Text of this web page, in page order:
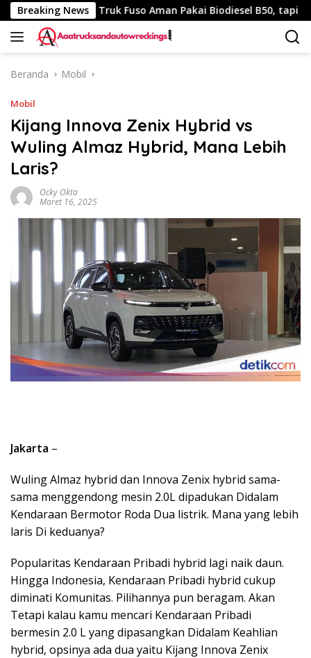
Langsung
ke
konten
Breaking News
Km Truk Fuso Aman Pakai Biodiesel B50, tapi Ada
Beranda Mobil
Mobil
Kijang Innova Zenix Hybrid vs
Wuling Almaz Hybrid, Mana Lebih
Laris?
Ocky Okta
Maret 16, 2025
Jakarta –
Wuling Almaz hybrid dan Innova Zenix hybrid sama-
sama menggendong mesin 2.0L dipadukan Didalam
Kendaraan Bermotor Roda Dua listrik. Mana yang lebih
laris Di keduanya?
Popularitas Kendaraan Pribadi hybrid lagi naik daun.
Hingga Indonesia, Kendaraan Pribadi hybrid cukup
diminati Komunitas. Pilihannya pun beragam. Akan
Tetapi kalau kamu mencari Kendaraan Pribadi
bermesin 2.0 L yang dipasangkan Didalam Keahlian
hybrid, opsinya ada dua yaitu Kijang Innova Zenix